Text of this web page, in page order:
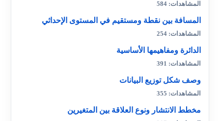
المشاهدات: 584
المسافة بين نقطة ومستقيم في المستوى الإحداثي
المشاهدات: 254
الدائرة ومفاهيمها الأساسية
المشاهدات: 391
وصف شكل توزيع البيانات
المشاهدات: 355
مخطط الانتشار ونوع العلاقة بين المتغيرين